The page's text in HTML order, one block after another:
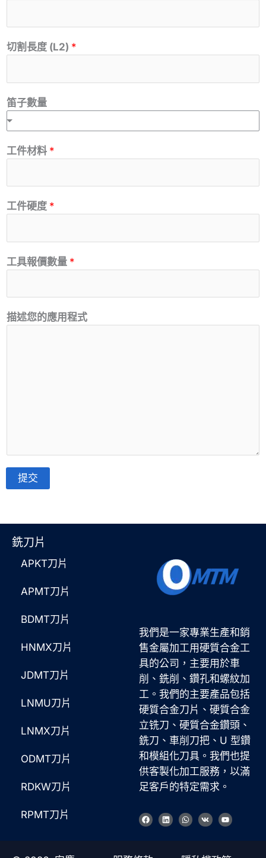
切割長度 (L2) *
笛子數量
工件材料 *
工件硬度 *
工具報價數量 *
描述您的應用程式
提交
案
我們是一家專業生產和銷
售金屬加工用硬質合金工
具的公司，主要用於車
削、銑削、鑽孔和螺紋加
工。我們的主要產品包括
硬質合金刀片、硬質合金
立铣刀、硬質合金鑽頭、
銑刀、車削刀把、U 型鑽
和模組化刀具。我們也提
供客製化加工服務，以滿
足客戶的特定需求。
臉
書
L
i
W
h
a
V
k
Y
o
b
銑刀片
APKT刀片
APMT刀片
BDMT刀片
HNMX刀片
JDMT刀片
LNMU刀片
LNMX刀片
ODMT刀片
RDKW刀片
RPMT刀片
Japanese
French
Korean